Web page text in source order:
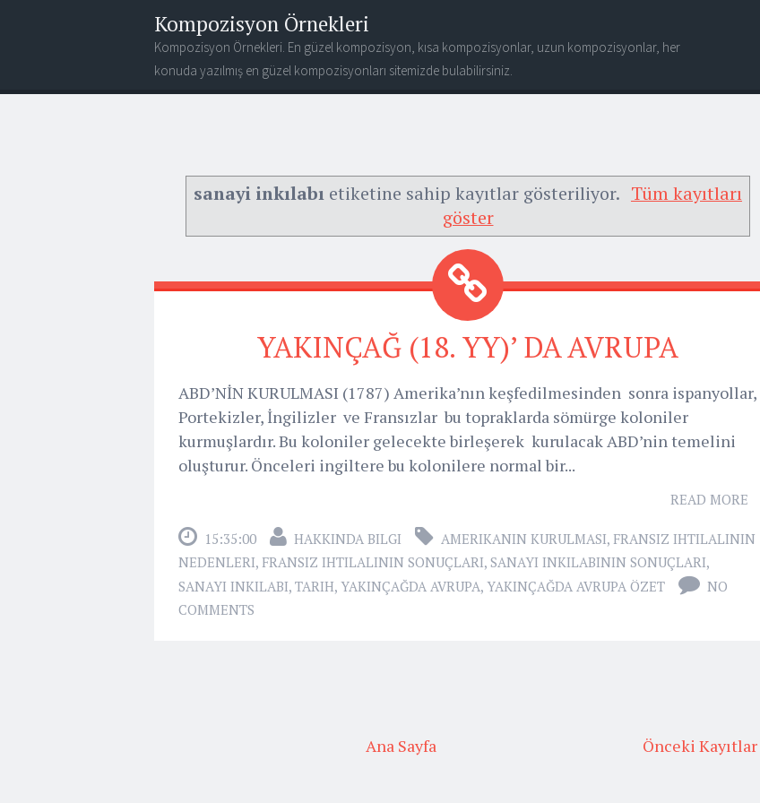
Kompozisyon Örnekleri
Kompozisyon Örnekleri. En güzel kompozisyon, kısa kompozisyonlar, uzun kompozisyonlar, her
konuda yazılmış en güzel kompozisyonları sitemizde bulabilirsiniz.
sanayi inkılabı etiketine sahip kayıtlar gösteriliyor. Tüm kayıtları
göster
YAKINÇAĞ (18. YY)’ DA AVRUPA
ABD’NİN KURULMASI (1787) Amerika’nın keşfedilmesinden sonra ispanyollar,
Portekizler, İngilizler ve Fransızlar bu topraklarda sömürge koloniler
kurmuşlardır. Bu koloniler gelecekte birleşerek kurulacak ABD’nin temelini
oluşturur. Önceleri ingiltere bu kolonilere normal bir...
READ MORE
15:35:00 HAKKINDA BILGI AMERIKANIN KURULMASI, FRANSIZ IHTILALININ
NEDENLERI, FRANSIZ IHTILALININ SONUÇLARI, SANAYI INKILABININ SONUÇLARI,
SANAYI INKILABI, TARIH, YAKINÇAĞDA AVRUPA, YAKINÇAĞDA AVRUPA ÖZET
NO
COMMENTS
Önceki
Ana Sayfa